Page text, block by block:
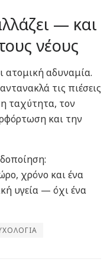
— και
νέους
ατομική αδυναμία.
τις πιέσεις
ταχύτητα, τον
και την
χρόνο και ένα
υγεία — όχι ένα